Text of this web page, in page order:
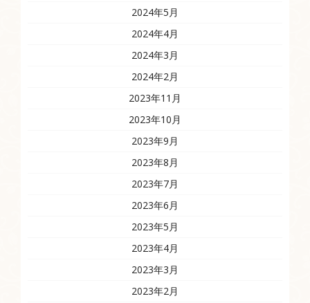
2024年5月
2024年4月
2024年3月
2024年2月
2023年11月
2023年10月
2023年9月
2023年8月
2023年7月
2023年6月
2023年5月
2023年4月
2023年3月
2023年2月